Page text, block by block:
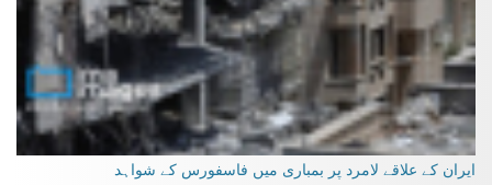
ایران کے علاقے لامرد پر بمباری میں فاسفورس کے شواہد